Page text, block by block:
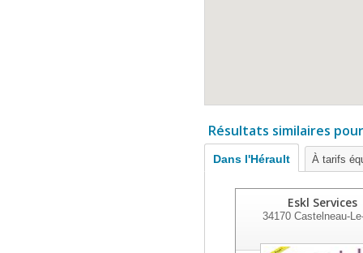
Résultats similaires
Dans l'Hérault À tarifs
Eskl Services
34170 Castelneau-